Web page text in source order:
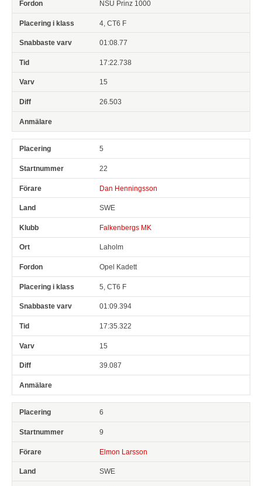
NSU Prinz 1000
4, CT6 F
01:08.77
17:22.738
15
26.503
5
22
Dan Henningsson
SWE
Falkenbergs MK
Laholm
Opel Kadett
5, CT6 F
01:09.394
17:35.322
15
39.087
6
9
Elmon Larsson
SWE